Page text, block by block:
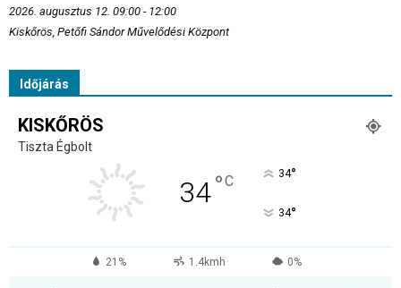
2026. augusztus 12. 09:00 - 12:00
Kiskőrös, Petőfi Sándor Művelődési Központ
Időjárás
KISKŐRÖS
Tiszta Égbolt
34°C 34°
34°
21% 1.4kmh 0%